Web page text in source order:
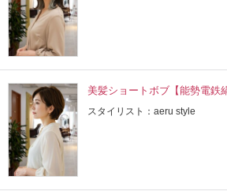
美髪ショートボブ【能勢電鉄
スタイリスト：aeru style